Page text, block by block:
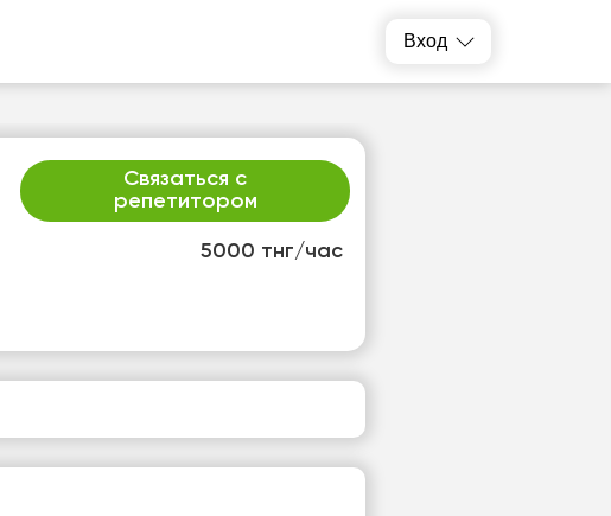
Вход
5000 тнг/час
Связаться с
репетитором
13
14
свободных
свободных